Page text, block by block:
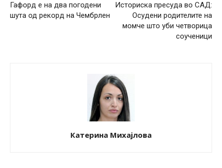
Гафорд е на два погодени
шута од рекорд на Чембрлен
Историска пресуда во САД:
Осудени родителите на
момче што уби четворица
соученици
Катерина Михајлова